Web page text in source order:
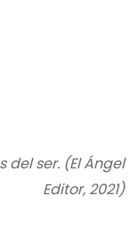
del ser. (El Ángel
Editor, 2021)